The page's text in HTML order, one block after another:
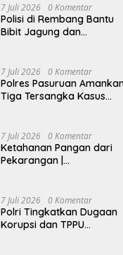
7 Juli 2026 0 Komentar
Polisi di Rembang Bantu
Bibit Jagung dan
7 Juli 2026 0 Komentar
Polres Pasuruan
Tiga Tersangka Kasus
7 Juli 2026 0 Komentar
Ketahanan Pangan dari
Pekarangan |
Budidaya Singkong
7 Juli 2026 0 Komentar
Polri Tingkatkan Dugaan
Korupsi dan TPPU